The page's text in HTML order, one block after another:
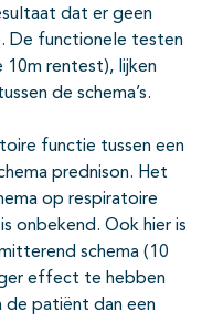
dat er geen
De functionele testen
10m rentest), lijken
de schema’s.
functie tussen een
prednison. Het
op respiratoire
onbekend. Ook hier is
schema (10
effect te hebben
patiënt dan een